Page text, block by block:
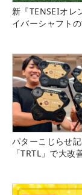
新『TENSEIオレ
イバーシャフト
パターこじらせ
「TRTL」で大改